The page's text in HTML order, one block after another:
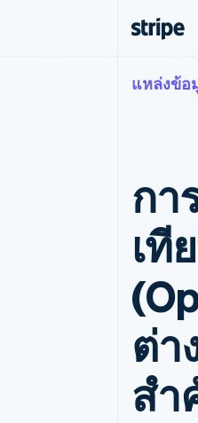
การชำระเงิน
การชำระเงินแบบไม่ต้อ
UI การชำระเงินสำเร็จรูป
องค์ประกอบ UI ที่ยืดหยุ่น
วิธีการชำระเงิน
เข้าถึงได้มากกว่า 125 ร
Authorization Boost
ยกระดับการยอมรับการช
การชำระเงินที่รวดเร็วขึ้
เอกสารประกอบแหล่งข้อ
กา
เที
ต่า
สำ